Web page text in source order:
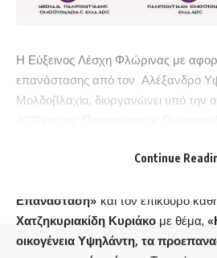
Η Εύξεινος Λέσχη Φλώρινας με
επανάστασης από τον Αλέξανδρο
Μολδοβλαχία, διοργανώνει υπό την
διαδικτυακή ομιλία με ομιλητές τους
Επανάσταση» και τον επίκουρο
Χατζηκυριακίδη Κυριάκο με θέμα,
οικογένεια Υψηλάντη, τα
Continue